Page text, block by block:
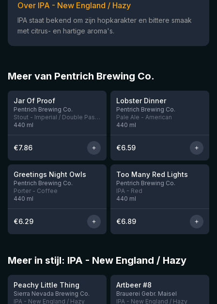
Over IPA - New England / Hazy
IPA staat bekend om zijn hopkarakter en bittere smaak
met citrus- en hartige aroma's.
Meer van Pentrich Brewing Co.
★3.95
Jar Of Proof
Pentrich Brewing Co.
Stout - Imperial / Double Pastry
440 ml
€7.86
★3.81
Lobster Dinner
Pentrich Brewing Co.
Pale Ale - American
440 ml
€6.59
★ 3.92
Greetings Night Owls
Pentrich Brewing Co.
Porter - Coffee
440 ml
€6.29
Nog 6
★ 3.7
Too Many Red Lights
Pentrich Brewing Co.
IPA - Red
440 ml
€6.89
Meer in stijl: IPA - New England / Hazy
★3.63
Peachy Little Thing
Sierra Nevada Brewing Co.
IPA - New England / Hazy
★3.77
Artbeer #8
Brauerei Gebr. Maisel
IPA - New England / Hazy